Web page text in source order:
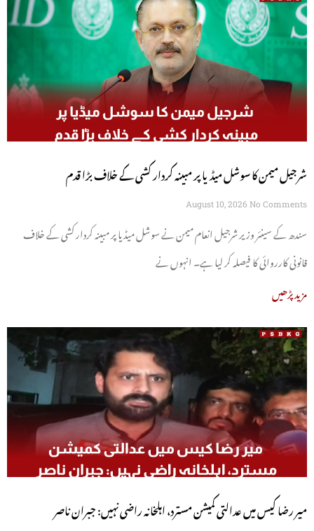
شرجیل میمن کا سوشل میڈیا پر مبینہ کردار کشی کے خلاف بڑا قدم
August 10, 2026 No Comments
سندھ کے سینئر وزیر شرجیل انعام میمن نے سوشل میڈیا پر مبینہ کردار کشی کے خلاف
قانونی کارروائی کا فیصلہ کر لیا ہے۔ انہوں نے
مزید پڑھیں
میر رضا کیس میں عدالتی کمیشن مسترد، اہلخانہ راضی نہیں: جبران ناصر